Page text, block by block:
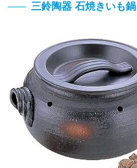
三鈴陶器 石焼きいも鍋